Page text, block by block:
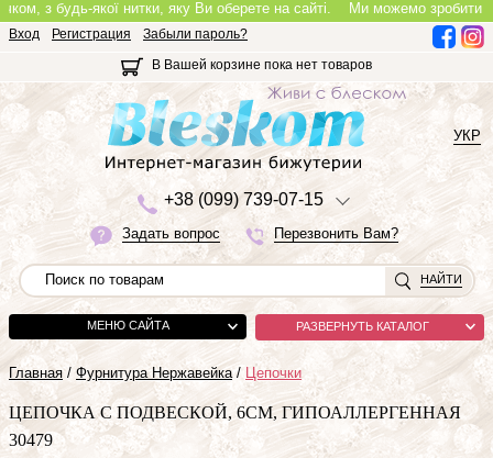
з будь-якої нитки, яку Ви оберете на сайті.Ми можемо зробити
Вход Регистрация
Забыли пароль?
В Вашей корзине пока нет товаров
+38 (099) 739-07-15
Задать вопрос Перезвонить Вам?
УКР
НАЙТИ
МЕНЮ САЙТА РАЗВЕРНУТЬ КАТАЛОГ
Главная / Фурнитура Нержавейка / Цепочки
ЦЕПОЧКА С ПОДВЕСКОЙ, 6СМ, ГИПОАЛЛЕРГЕННАЯ
30479